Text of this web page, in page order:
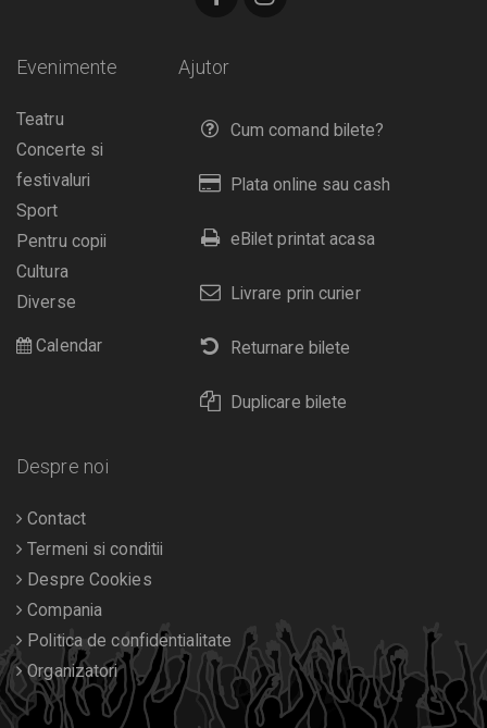
Ajutor
Cum comand bilete?
Plata online sau cash
eBilet printat acasa
Livrare prin curier
Returnare bilete
Duplicare bilete
Evenimente
Teatru
Concerte si
festivaluri
Sport
Pentru copii
Cultura
Diverse
Calendar
Despre noi
Contact
Termeni si conditii
Despre Cookies
Compania
Politica de confidentialitate
Organizatori